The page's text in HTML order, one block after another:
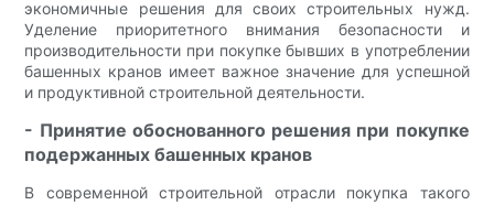
экономичные решения для своих строительных нужд.
Уделение приоритетного внимания безопасности и
производительности при покупке бывших в употреблении
башенных кранов имеет важное значение для успешной
и продуктивной строительной деятельности.
- Принятие обоснованного решения при покупке
подержанных башенных кранов
В современной строительной отрасли покупка такого